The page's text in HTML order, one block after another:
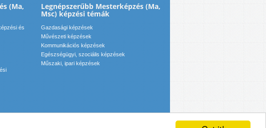
(Ma,
és
Legnépszerűbb Mesterképzés (Ma,
Msc) képzési témák
Gazdasági képzések
Művészeti képzések
Kommunikációs képzések
Egészségügyi, szociális képzések
Műszaki, ipari képzések